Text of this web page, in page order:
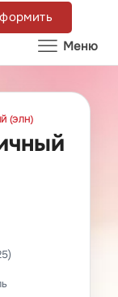
Меню
(ЭЛН)